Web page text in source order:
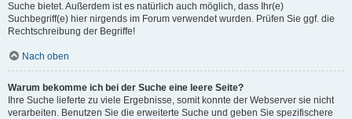
Suche bietet. Außerdem ist es natürlich auch möglich, dass Ihr(e)
Suchbegriff(e) hier nirgends im Forum verwendet wurden. Prüfen Sie ggf. die
Rechtschreibung der Begriffe!
Nach oben
Warum bekomme ich bei der Suche eine leere Seite?
Ihre Suche lieferte zu viele Ergebnisse, somit konnte der Webserver sie nicht
verarbeiten. Benutzen Sie die erweiterte Suche und geben Sie spezifischere